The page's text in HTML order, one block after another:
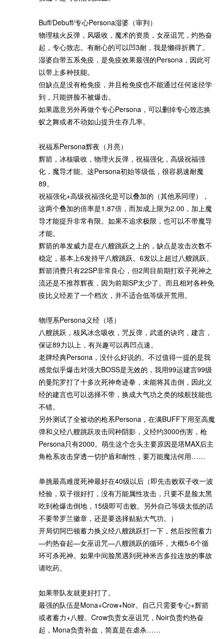
Buff/Debuff/专心Persona湿婆（审判）
物理核火反弹，风吸收，魔术的资质，女巫诅咒，灼热奋
起，专心致志。有耐心的可以凹3耐，我是懒得折腾了。
湿婆自带五系免疫，是免疫效果最强的Persona，因此可
以带上多种技能。
但缺点是没有枪免疫，并且枪免疫也不能通过任何途径学
到，只能拼脸不被爆击。
如果愿意另外再做个专心Persona，可以删掉专心致志换
蚁之舞或者不动如山提升生存几率。
祝福系Persona辉夜（月亮）
辉箭，冰核吸收，物理火反弹，祝福强化，高级祝福强
化，魔导才能。这Persona初始等级低，很容易速耐魔
89。
祝福强化+高级祝福强化是可以叠加的（其他系同理），
这两个叠加的倍率是1.87倍，而加成上限为2.00，加上魔
导才能提升非常有限。如果不追求极限，也可以不带魔导
才能。
辉箭的单发威力是在八艘跳跃之上的，缺点是攻击次数不
稳定，基本上6发持平八艘跳跃。6发以上超过八艘跳跃。
辉箭消费只有22SP非常良心，但2周目前期打双子死神之
流还是不推荐辉夜，因为前期SP太少了。而且相对各种免
疫比义经差了一个档次，并不适合低等级开荒用。
物理系Persona义经（塔）
八艘跳跃，核风冰念吸收，咒反弹，武道的诀窍，建言，
保证89力以上，有兴趣可以再凹点速。
老牌经典Persona，没什么好说的。不过值得一提的是我
感觉似乎爆击对强大BOSS是无效的，我用99运建言99级
的曼陀罗打了十多次死神奇迹拳，未能将其击倒，因此义
经的建言也可以选择不带，换成大气功之类的续航技能也
不错。
另外测试了全被动的枪系Persona，在满BUFF下用至高魔
弹和义经八艘跳跃攻击同种阴影，义经约3000伤害，枪
Persona只有2000。萌生这个念头主要原因是塔MAX后主
角枪系攻击穿透一切护盾和耐性，要万能魔法何用……
单挑最高难度死神最好在40级以后（即先击败双子收一波
经验，双子很好打，没有万能属性攻击，只要不是脸太黑
吃到枪爆击倒地，15级即可击败。另外自己等级太低的话
不要带罗兰徽章，还是要选择贴贴大气功。）
开局切阿巴顿蓄力换义经八艘跳跃打一下，然后按照蓄力
—灼热奋起—女巫诅咒—八艘跳跃的循环，大概5-6个循
环可杀死神。如果中间脸黑遇到死神米吉多拉连放的事故
请吃药。
如果带队友就更好打了。
最强的队伍是Mona+Crow+Noir。自己只需要专心+辉箭
或者蓄力+八艘。Crow负责女巫诅咒，Noir负责灼热奋
起，Mona负责补血，简直是在虐杀……